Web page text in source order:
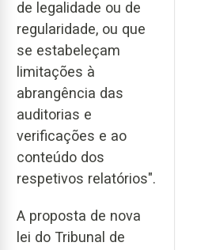
de legalidade ou de
regularidade, ou que
se estabeleçam
limitações à
abrangência das
auditorias e
verificações e ao
conteúdo dos
respetivos relatórios".
A proposta de nova
lei do Tribunal de